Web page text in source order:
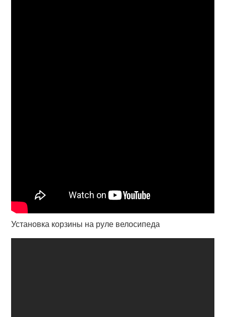
Установка корзины на руле велосипеда